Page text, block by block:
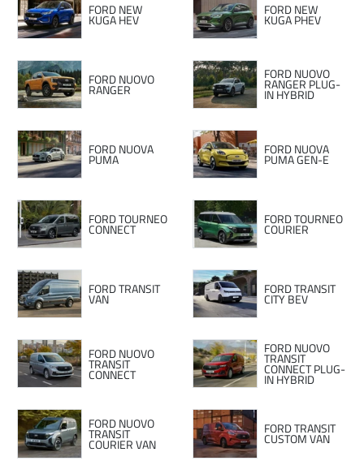
FORD NEW
KUGA HEV
FORD NEW
KUGA PHEV
FORD NUOVO
RANGER
FORD NUOVO
RANGER PLUG-
IN HYBRID
FORD NUOVA
PUMA
FORD NUOVA
PUMA GEN-E
FORD TOURNEO
CONNECT
FORD TOURNEO
COURIER
FORD TRANSIT
VAN
FORD TRANSIT
CITY BEV
FORD NUOVO
TRANSIT
CONNECT
FORD NUOVO
TRANSIT
CONNECT PLUG-
IN HYBRID
FORD NUOVO
TRANSIT
COURIER VAN
FORD TRANSIT
CUSTOM VAN